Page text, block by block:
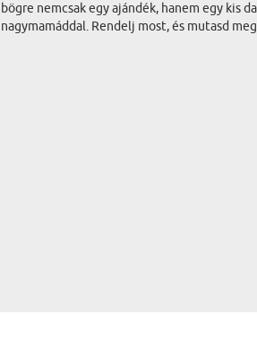
nemcsak egy ajándék, hanem egy kis
Rendelj most, és mutasd